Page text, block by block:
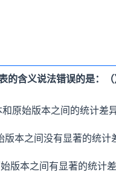
的含义说法错误的是：（
原始版本之间的统计差
本之间没有显著的统计
版本之间有显著的统计差